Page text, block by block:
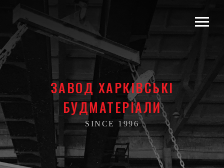
ЗАВОД ХАРКІВСЬКІ
БУДМАТЕРІАЛИ
SINCE 1996